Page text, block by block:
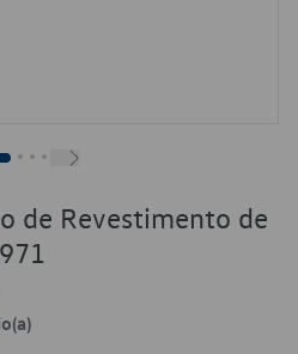
de Revestimento de